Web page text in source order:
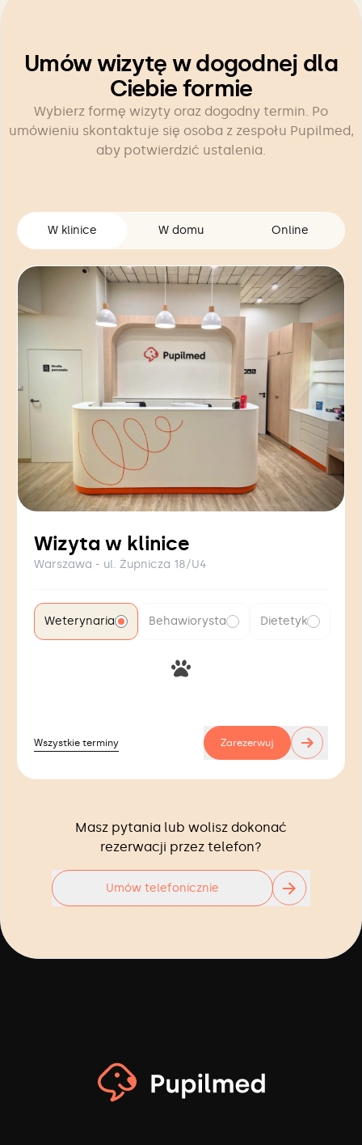
Umów wizytę w dogodnej dla
Ciebie formie
Wybierz formę wizyty oraz dogodny termin. Po
umówieniu skontaktuje się osoba z zespołu Pupilmed,
aby potwierdzić ustalenia.
W klinice W domu Online
Wizyta w klinice
Warszawa - ul. Żupnicza 18/U4
Weterynaria Behawiorysta Dietetyk
Wszystkie terminy Zarezerwuj →
Masz pytania lub wolisz dokonać
rezerwacji przez telefon?
Umów telefonicznie